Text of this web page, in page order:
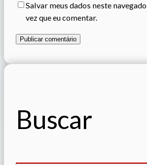
Salvar meus dados neste
vez que eu comentar.
Buscar